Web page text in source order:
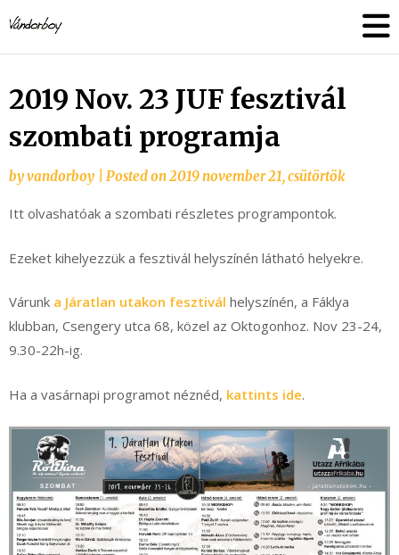
to
content
2019 Nov. 23 JUF fesztivál
szombati programja
byvandorboy Posted on2019 november 21, csütörtök
Itt olvashatóak a szombati részletes programpontok.
Ezeket kihelyezzük a fesztivál helyszínén látható helyekre.
Várunk a Járatlan utakon fesztivál helyszínén, a Fáklya
klubban, Csengery utca 68, közel az Oktogonhoz. Nov 23-24,
9.30-22h-ig.
Ha a vasárnapi programot néznéd, kattints ide.